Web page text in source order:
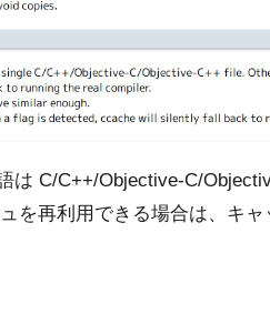
は C/C++/Objective-C/
を再利用できる場合は、キャ